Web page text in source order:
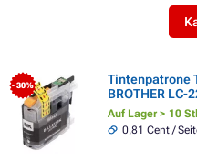
- 30%
Tintenpatrone
BROTHER
Auf Lager > 10
0,81 Cent /